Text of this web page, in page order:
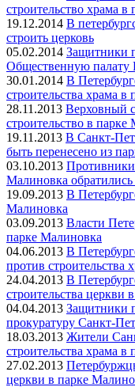
строительство храма
19.12.2014 В
строить церковь
05.02.2014 Защитники
Общественную палату
30.01.2014 В
строительства храма
28.11.2013 Верховный
строительство в парке
19.11.2013 В Санкт-
быть перенесено из
03.10.2013 Противники
Малиновка обратились
19.09.2013 В
Малиновка
03.09.2013 Власти
парке Малиновка
04.06.2013 В
против строительства
24.04.2013 В
строительства церкви
04.04.2013 Защитники
прокуратуру Санкт-
18.03.2013 Жители
строительства храма
27.02.2013
церкви в парке